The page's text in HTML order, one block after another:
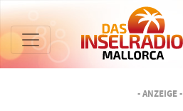
- ANZEIGE -